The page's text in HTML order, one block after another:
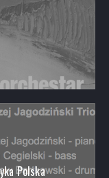
Polska